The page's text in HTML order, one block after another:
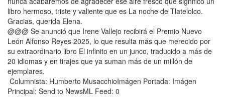
libro hermoso, triste y valiente que es La noche de Tlatelolco.
Gracias, querida Elena.
@@@ Se anunció que Irene Vallejo recibirá el Premio Nuevo
León Alfonso Reyes 2025, lo que resulta más que merecido por
su extraordinario libro El infinito en un junco, traducido a más de
20 idiomas y en tirajes que ya suman más de un millón de
ejemplares.
Columnista: Humberto MusacchioImágen Portada: Imágen
Principal: Send to NewsML Feed: 0